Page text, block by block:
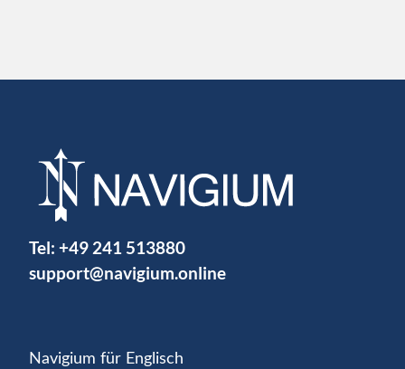
Tel: +49 241 513880
support@navigium.online
Navigium für Englisch